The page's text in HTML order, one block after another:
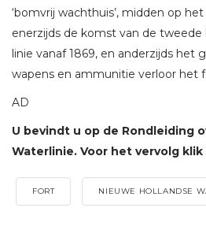
‘bomvrij wachthuis’, midden op
enerzijds de komst van de
linie vanaf 1869, en anderzijds het
wapens en ammunitie verloor het
AD
U bevindt u op de Rondleiding
Waterlinie. Voor het vervolg klik
FORT NIEUWE HOLLANDSE